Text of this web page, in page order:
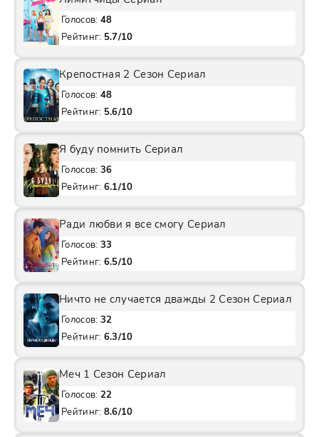
Голосов: 48
Рейтинг: 5.7/10
Крепостная 2 Сезон Сериал
Голосов: 48
Рейтинг: 5.6/10
Я буду помнить Сериал
Голосов: 36
Рейтинг: 6.1/10
Ради любви я все смогу Сериал
Голосов: 33
Рейтинг: 6.5/10
Ничто не случается дважды 2 Сезон Сериал
Голосов: 32
Рейтинг: 6.3/10
Меч 1 Сезон Сериал
Голосов: 22
Рейтинг: 8.6/10